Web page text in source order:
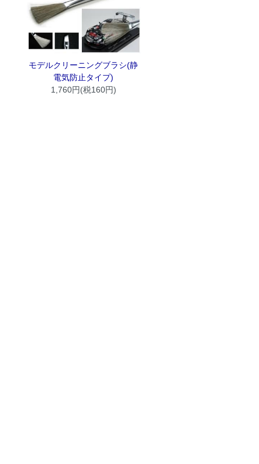
モデルクリーニングブラシ(静
電気防止タイプ)
1,760円(税160円)